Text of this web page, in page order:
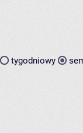
tygodniowy